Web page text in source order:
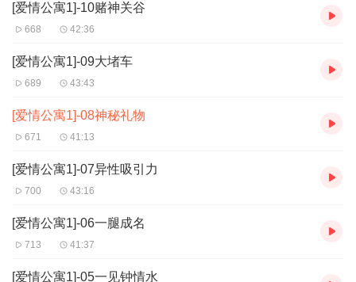
[爱情公寓1]-10赌神关谷
668 42:36
[爱情公寓1]-09大堵车
689 43:43
[爱情公寓1]-08神秘礼物
671 41:13
[爱情公寓1]-07异性吸引力
700 43:16
[爱情公寓1]-06一腿成名
713 41:37
[爱情公寓1]-05一见钟情水